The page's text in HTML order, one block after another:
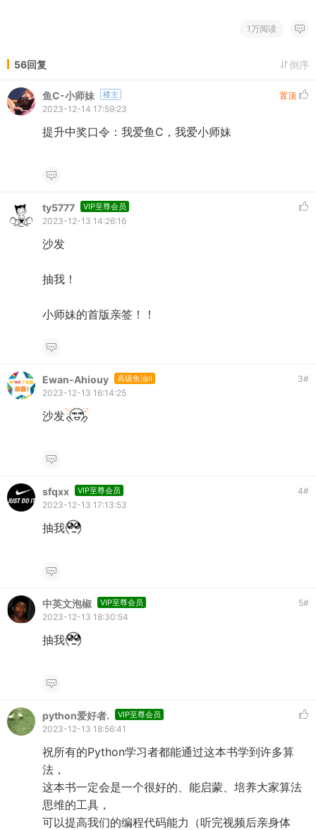
1万阅读
56回复 倒序
鱼C-小师妹 楼主
置顶
2023-12-14 17:59:23
提升中奖口令：我爱鱼C，我爱小师妹
ty5777 VIP至尊会员
2023-12-13 14:26:16
沙发
抽我！
小师妹的首版亲签！！
Ewan-Ahiouy 高级鱼油II 3#
2023-12-13 16:14:25
沙发
sfqxx VIP至尊会员 4#
2023-12-13 17:13:53
抽我
中英文泡椒 VIP至尊会员 5#
2023-12-13 18:30:54
抽我
python爱好者. VIP至尊会员
2023-12-13 18:56:41
祝所有的Python学习者都能通过这本书学到许多算
法，
这本书一定会是一个很好的、能启蒙、培养大家算法
思维的工具，
可以提高我们的编程代码能力（听完视频后亲身体